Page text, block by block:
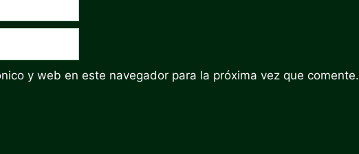
y web en este navegador para la próxima vez que comente.